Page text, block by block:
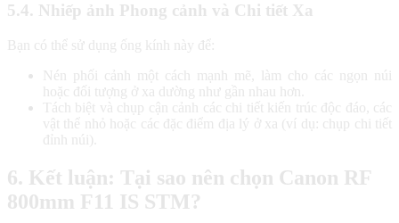
5.4. Nhiếp ảnh Phong cảnh và Chi tiết Xa
Bạn có thể sử dụng ống kính này để:
Nén phối cảnh một cách mạnh mẽ, làm cho các ngọn núi
hoặc đối tượng ở xa dường như gần nhau hơn.
Tách biệt và chụp cận cảnh các chi tiết kiến trúc độc đáo, các
vật thể nhỏ hoặc các đặc điểm địa lý ở xa (ví dụ: chụp chi tiết
đỉnh núi).
6. Kết luận: Tại sao nên chọn Canon RF
800mm F11 IS STM?